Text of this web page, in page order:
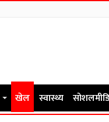
खेल स्वास्थ्य